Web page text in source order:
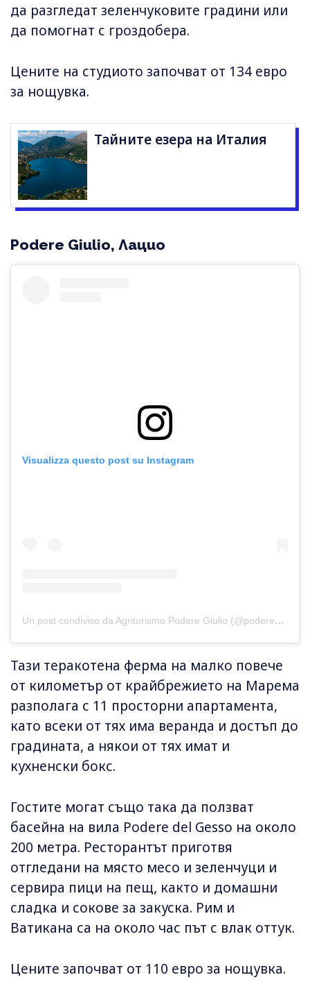
да разгледат зеленчуковите градини или
да помогнат с гроздобера.
Цените на студиото започват от 134 евро
за нощувка.
Тайните езера на Италия
Podere Giulio, Лацио
Visualizza questo post su Instagram
Un post condiviso da Agriturismo Podere Giulio (@poderegiulio)
Тази теракотена ферма на малко повече
от километър от крайбрежието на Марема
разполага с 11 просторни апартамента,
като всеки от тях има веранда и достъп до
градината, а някои от тях имат и
кухненски бокс.
Гостите могат също така да ползват
басейна на вила Podere del Gesso на около
200 метра. Ресторантът приготвя
отгледани на място месо и зеленчуци и
сервира пици на пещ, както и домашни
сладка и сокове за закуска. Рим и
Ватикана са на около час път с влак оттук.
Цените започват от 110 евро за нощувка.